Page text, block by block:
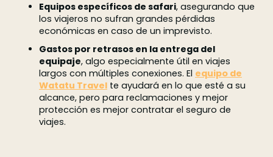
Equipos específicos de safari, asegurando que
los viajeros no sufran grandes pérdidas
económicas en caso de un imprevisto.
Gastos por retrasos en la entrega del
equipaje, algo especialmente útil en viajes
largos con múltiples conexiones. El equipo de
Watatu Travel te ayudará en lo que esté a su
alcance, pero para reclamaciones y mejor
protección es mejor contratar el seguro de
viajes.